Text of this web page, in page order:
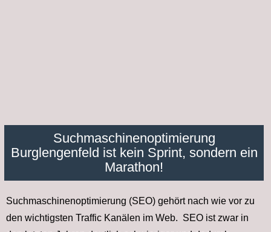
Suchmaschinen­optimierung
Burglengenfeld ist kein Sprint, sondern ein
Marathon!
Suchmaschinenoptimierung (SEO) gehört nach wie vor zu
den wichtigsten Traffic Kanälen im Web. SEO ist zwar in